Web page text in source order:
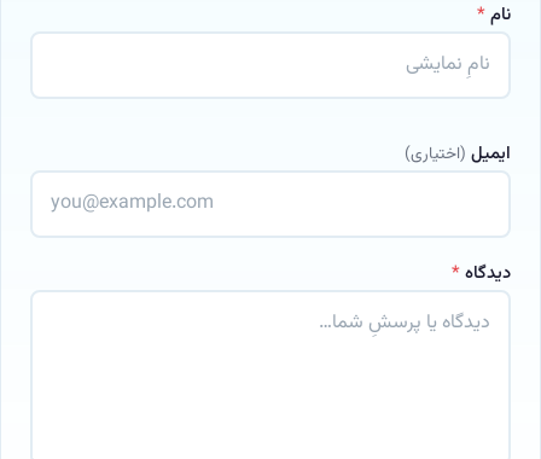
نام*
ایمیل (اختیاری)
دیدگاه*